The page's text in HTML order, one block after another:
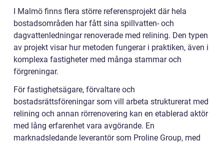
I Malmö finns flera större referensprojekt där hela
bostadsområden har fått sina spillvatten- och
dagvattenledningar renoverade med relining. Den typen
av projekt visar hur metoden fungerar i praktiken, även i
komplexa fastigheter med många stammar och
förgreningar.
För fastighetsägare, förvaltare och
bostadsrättsföreningar som vill arbeta strukturerat med
relining och annan rörrenovering kan en etablerad aktör
med lång erfarenhet vara avgörande. En
marknadsledande leverantör som Proline Group, med